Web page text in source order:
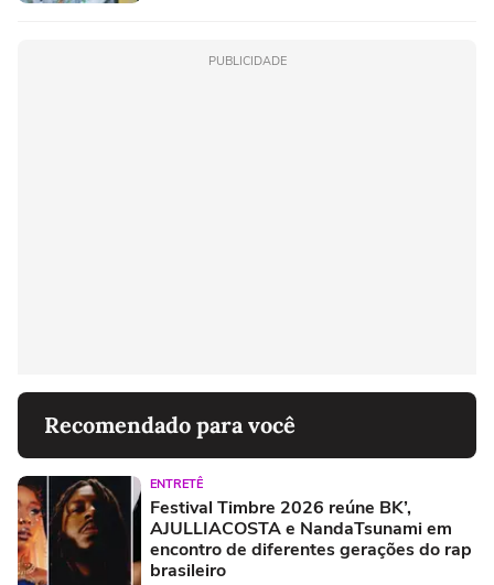
PUBLICIDADE
Recomendado para você
ENTRETÊ
Festival Timbre 2026 reúne BK’,
AJULLIACOSTA e NandaTsunami em
encontro de diferentes gerações do rap
brasileiro